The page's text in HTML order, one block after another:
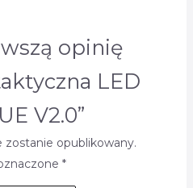
opinię
LED
V2.0”
zostanie opublikowany.
*